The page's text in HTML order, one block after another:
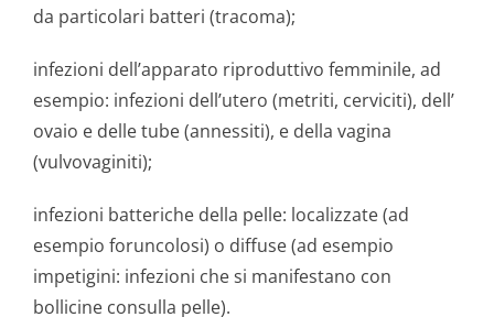
da particolari batteri (tracoma);
infezioni dell’apparato riproduttivo femminile, ad
esempio: infezioni dell’utero (metriti, cerviciti), dell’
ovaio e delle tube (annessiti), e della vagina
(vulvovaginiti);
infezioni batteriche della pelle: localizzate (ad
esempio foruncolosi) o diffuse (ad esempio
impetigini: infezioni che si manifestano con
bollicine consulla pelle).